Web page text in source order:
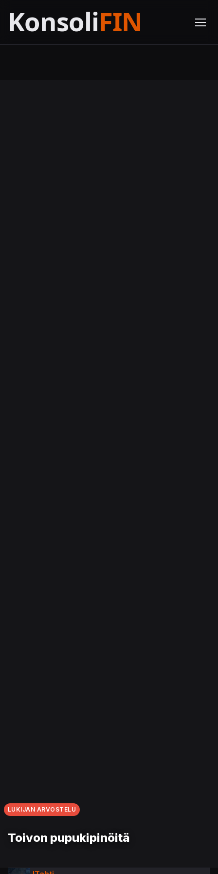
LUKIJAN ARVOSTELU
Toivon pupukipinöitä